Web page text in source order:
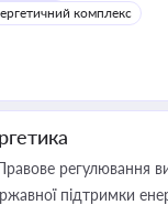
комплекс
регулювання
підтримки